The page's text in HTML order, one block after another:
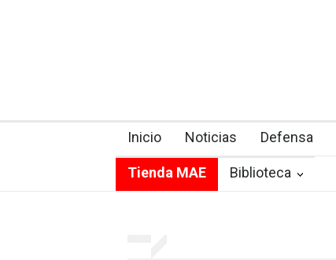
Inicio Noticias Defensa
Tienda MAE Biblioteca